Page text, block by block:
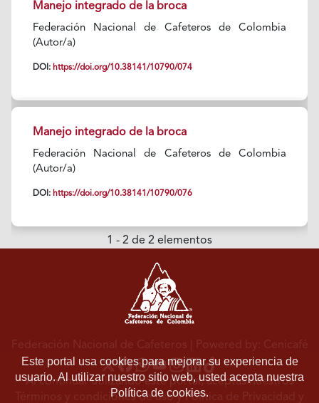
Manejo integrado de la broca
Federación Nacional de Cafeteros de Colombia
(Autor/a)
DOI: https://doi.org/10.38141/10790/074
Manejo integrado de la broca
Federación Nacional de Cafeteros de Colombia
(Autor/a)
DOI: https://doi.org/10.38141/10790/076
1 - 2 de 2 elementos
Este portal usa cookies para mejorar su experiencia de
usuario. Al utilizar nuestro sitio web, usted acepta nuestra
Política de cookies.
Federación Nacional de Cafeteros | Powered by: Cenicafé
Al continuar utilizando este portal, aceptas nuestros
Términos y condiciones de usoyPolítica de Privacidad y